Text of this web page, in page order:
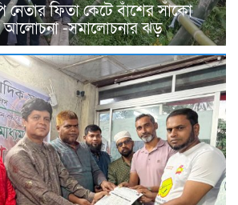
নেতার ফিতা কেটে বাঁশের সাঁকো
আলোচনা -সমালোচনার ঝড়